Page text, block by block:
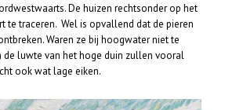
De huizen rechtsonder op het
te traceren. Wel is opvallend dat de pieren
Waren ze bij hoogwater niet te
de luwte van het hoge duin zullen vooral
ook wat lage eiken.